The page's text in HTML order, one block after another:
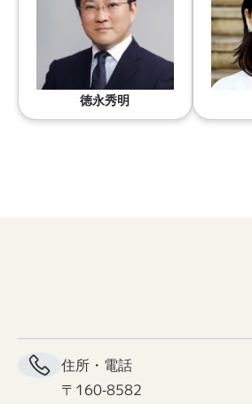
徳永秀明
住所・電話
〒160-8582